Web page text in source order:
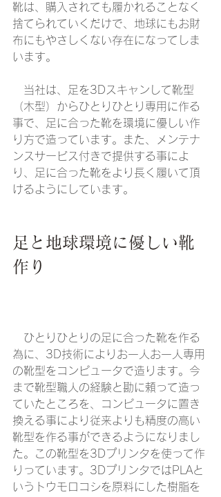
靴は、購入されても履かれることなく
捨てられていくだけで、地球にもお財
布にもやさしくない存在になってしま
います。
当社は、足を3Dスキャンして靴型
（木型）からひとりひとり専用に作る
事で、足に合った靴を環境に優しい作
り方で造っています。また、メンテナ
ンスサービス付きで提供する事によ
り、足に合った靴をより長く履いて頂
けるようにしています。
足と地球環境に優しい靴
作り
ひとりひとりの足に合った靴を作る
為に、3D技術によりお一人お一人専用
の靴型をコンピュータで造ります。今
まで靴型職人の経験と勘に頼って造っ
ていたところを、コンピュータに置き
換える事により従来よりも精度の高い
靴型を作る事ができるようになりまし
た。この靴型を3Dプリンタを使って作
りっています。3DプリンタではPLAと
いうトウモロコシを原料にした樹脂を